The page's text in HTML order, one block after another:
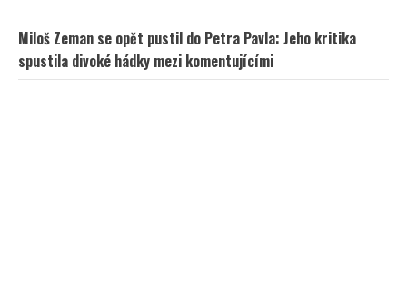
Miloš Zeman se opět pustil do Petra Pavla: Jeho kritika
spustila divoké hádky mezi komentujícími